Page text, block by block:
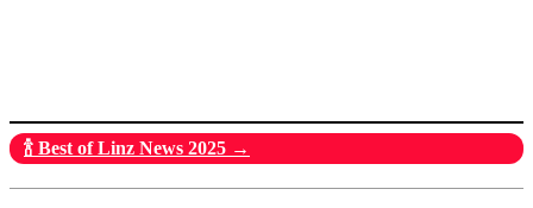
🍾 Best of Linz News 2025 →